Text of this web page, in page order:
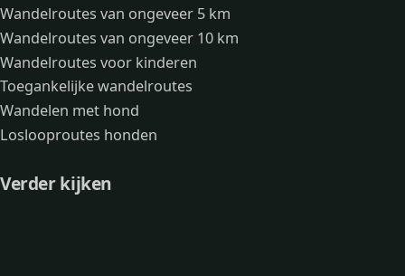
Wandelroutes van ongeveer 5 km
Wandelroutes van ongeveer 10 km
Wandelroutes voor kinderen
Toegankelijke wandelroutes
Wandelen met hond
Loslooproutes honden
Verder kijken